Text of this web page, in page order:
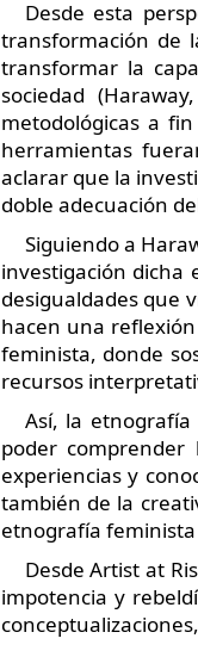
Desde esta
transformación de
transformar la
sociedad
metodológicas a
herramientas
aclarar que la
doble adecuación
Siguiendo a
investigación dicha
desigualdades que
hacen una
feminista, donde
recursos
Así, la
poder comprender
experiencias y
también de la
etnografía
Desde Artist at
impotencia y